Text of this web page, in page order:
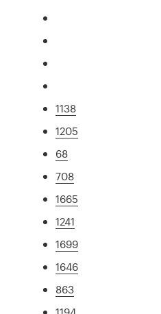
1138
1205
68
708
1665
1241
1699
1646
863